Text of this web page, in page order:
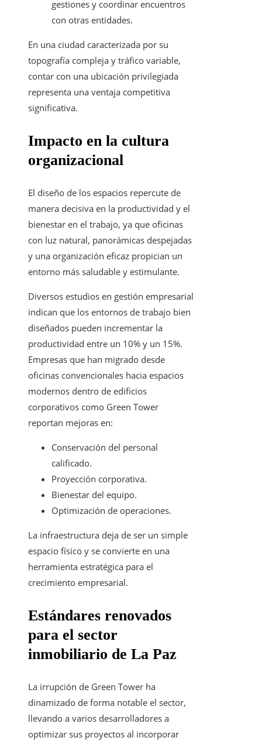
gestiones y coordinar encuentros
con otras entidades.
En una ciudad caracterizada por su
topografía compleja y tráfico variable,
contar con una ubicación privilegiada
representa una ventaja competitiva
significativa.
Impacto en la cultura
organizacional
El diseño de los espacios repercute de
manera decisiva en la productividad y el
bienestar en el trabajo, ya que oficinas
con luz natural, panorámicas despejadas
y una organización eficaz propician un
entorno más saludable y estimulante.
Diversos estudios en gestión empresarial
indican que los entornos de trabajo bien
diseñados pueden incrementar la
productividad entre un 10% y un 15%.
Empresas que han migrado desde
oficinas convencionales hacia espacios
modernos dentro de edificios
corporativos como Green Tower
reportan mejoras en:
Conservación del personal
calificado.
Proyección corporativa.
Bienestar del equipo.
Optimización de operaciones.
La infraestructura deja de ser un simple
espacio físico y se convierte en una
herramienta estratégica para el
crecimiento empresarial.
Estándares renovados
para el sector
inmobiliario de La Paz
La irrupción de Green Tower ha
dinamizado de forma notable el sector,
llevando a varios desarrolladores a
optimizar sus proyectos al incorporar